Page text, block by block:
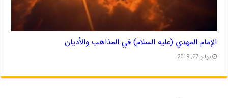
الإمام المهدي (عليه السلام) في المذاهب والأديان
يوليو 27, 2019